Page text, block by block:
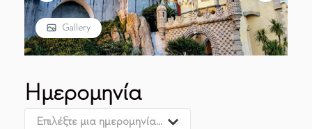
Gallery
Ημερομηνία
Επιλέξτε μια ημερομηνία...